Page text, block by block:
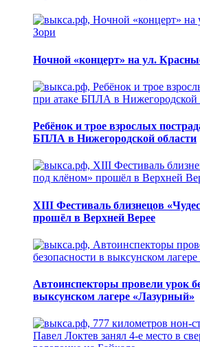
Ночной «концерт» на ул.
Ребёнок и трое взрослых
БПЛА в Нижегородской области
XIII Фестиваль близнецов
прошёл в Верхней Верее
Автоинспекторы провели урок
выксунском лагере «Лазурный»